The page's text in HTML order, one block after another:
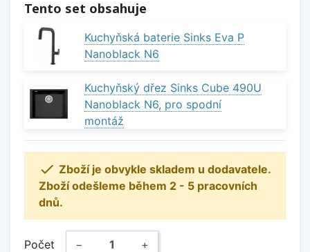
Tento set obsahuje
Kuchyňská baterie Sinks Eva P
Nanoblack N6
Kuchyňský dřez Sinks Cube 490U
Nanoblack N6, pro spodní
montáž
 Zboží je obvykle skladem u dodavatele.
Zboží odešleme během 2 - 5 pracovních
dnů.
Počet − +